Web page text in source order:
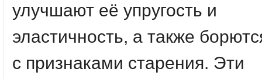
улучшают её упругость и
эластичность, а также
с признаками старения. Эти